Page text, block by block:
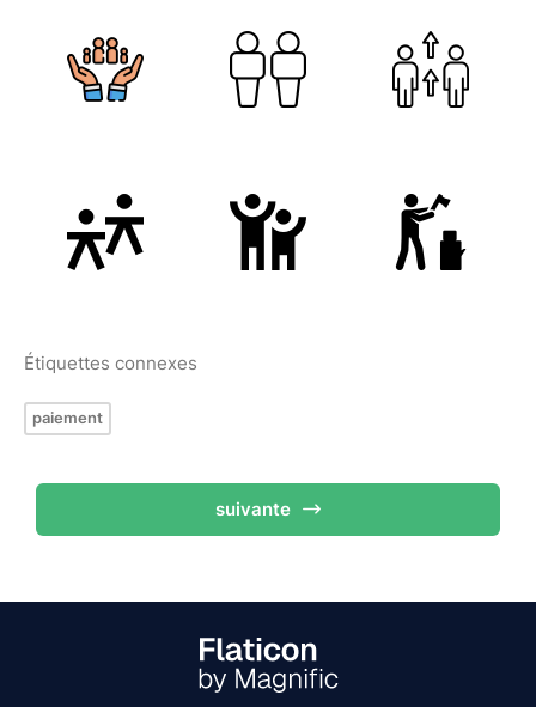
Étiquettes connexes
paiement
suivante